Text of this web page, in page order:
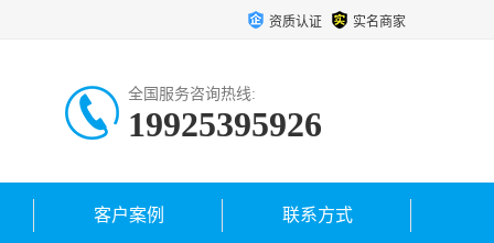
资质认证 实名商家
全国服务咨询热线:
19925395926
客户案例 联系方式